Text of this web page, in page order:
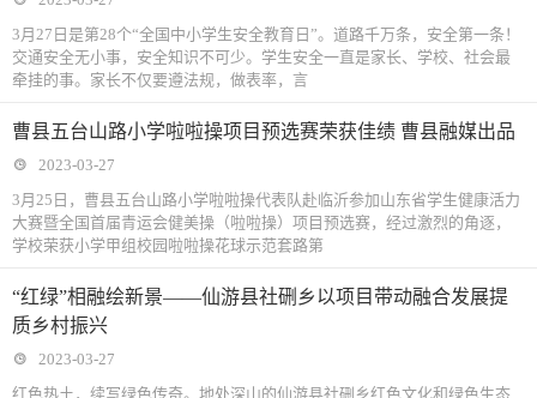
3月27日是第28个“全国中小学生安全教育日”。道路千万条，安全第一条！
交通安全无小事，安全知识不可少。学生安全一直是家长、学校、社会最
牵挂的事。家长不仅要遵法规，做表率，言
曹县五台山路小学啦啦操项目预选赛荣获佳绩 曹县融媒出品
2023-03-27
3月25日，曹县五台山路小学啦啦操代表队赴临沂参加山东省学生健康活力
大赛暨全国首届青运会健美操（啦啦操）项目预选赛，经过激烈的角逐，
学校荣获小学甲组校园啦啦操花球示范套路第
“红绿”相融绘新景——仙游县社硎乡以项目带动融合发展提
质乡村振兴
2023-03-27
红色热土，续写绿色传奇。地处深山的仙游县社硎乡红色文化和绿色生态